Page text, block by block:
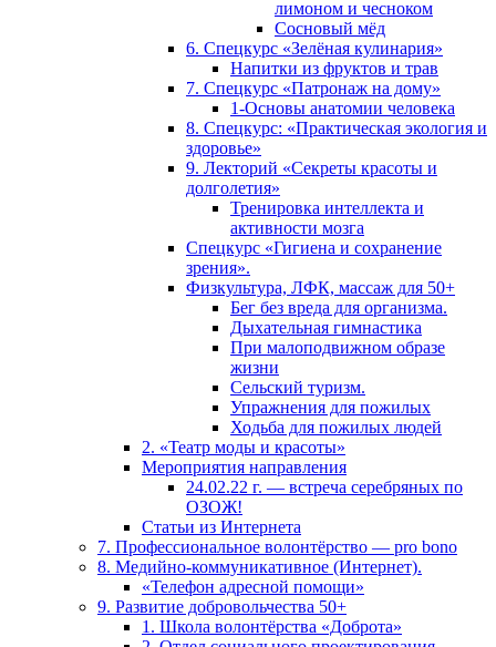
лимоном и чесноком
Сосновый мёд
6. Спецкурс «Зелёная кулинария»
Напитки из фруктов и трав
7. Спецкурс «Патронаж на дому»
1-Основы анатомии человека
8. Спецкурс: «Практическая экология и
здоровье»
9. Лекторий «Секреты красоты и
долголетия»
Тренировка интеллекта и
активности мозга
Спецкурс «Гигиена и сохранение
зрения».
Физкультура, ЛФК, массаж для 50+
Бег без вреда для организма.
Дыхательная гимнастика
При малоподвижном образе
жизни
Сельский туризм.
Упражнения для пожилых
Ходьба для пожилых людей
2. «Театр моды и красоты»
Мероприятия направления
24.02.22 г. — встреча серебряных по
ОЗОЖ!
Статьи из Интернета
7. Профессиональное волонтёрство — pro bono
8. Медийно-коммуникативное (Интернет).
«Телефон адресной помощи»
9. Развитие добровольчества 50+
1. Школа волонтёрства «Доброта»